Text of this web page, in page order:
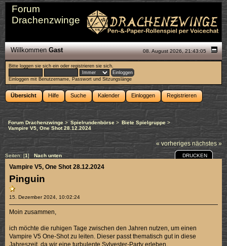
Forum
Drachenzwinge
08. August 2026, 21:43:05
WillkommenGast
Bitte loggen sie sich ein oderregistrieren sie sich.
Einloggen mit Benutzername, Passwort und Sitzungslänge
Übersicht Hilfe Suche Kalender Einloggen Registrieren
Forum Drachenzwinge > Spielrundenbörse> Biete Spielgruppe>
Vampire V5, One Shot 28.12.2024
« vorheriges nächstes »
Seiten: [1] Nach unten DRUCKEN
Pinguin
15. Dezember 2024, 10:02:24
Vampire V5, One Shot 28.12.2024
Moin zusammen,
ich möchte die ruhigen Tage zwischen den Jahren nutzen, um einen
Vampire V5 One-Shot zu leiten. Dieser passt thematisch gut in diese
Jahreszeit, da wir eine turbulente Sylvester-Party erleben.